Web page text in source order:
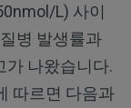
L) 사이
병 발생률과
가 나왔습니다.
따르면 다음과